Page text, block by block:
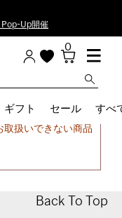
Up開催
0
ギフト セール すべ
取扱いできない商品
Back To Top